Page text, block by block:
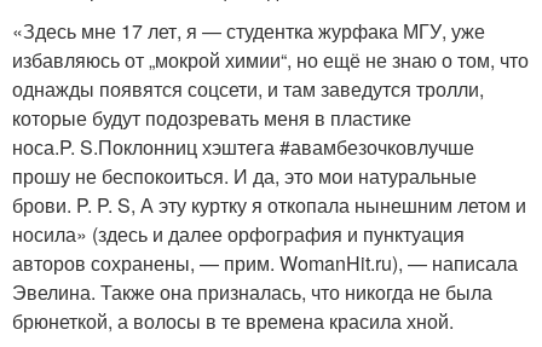
«Здесь мне 17 лет, я — студентка журфака МГУ, уже
избавляюсь от „мокрой химии“, но ещё не знаю о том, что
однажды появятся соцсети, и там заведутся тролли,
которые будут подозревать меня в пластике
носа.P. S.Поклонниц хэштега #авамбезочковлучше
прошу не беспокоиться. И да, это мои натуральные
брови. P. P. S, А эту куртку я откопала нынешним летом и
носила» (здесь и далее орфография и пунктуация
авторов сохранены, — прим. WomanHit.ru), — написала
Эвелина. Также она призналась, что никогда не была
брюнеткой, а волосы в те времена красила хной.